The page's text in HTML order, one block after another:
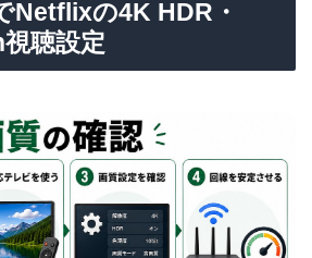
Netflixの4K HDR・
聴設定